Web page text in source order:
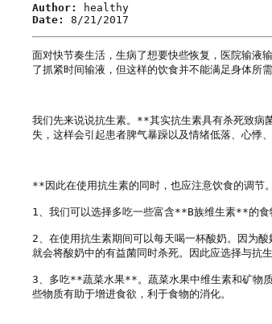
Author:
healthy
Date:
8/21/2017
面对快节奏生活，生病了想要快些恢复，医院输液
了抓紧时间输液，但这样的饮食并不能满足身体所
我们先来说说抗生素。**其实抗生素具有杀死致病
失，这样会引起患者脾气暴躁以及情绪低落、心悸
**因此在使用抗生素的同时，也应注意饮食的调节
1、我们可以选择多吃一些富含**B族维生素**的食
2、在使用抗生素期间可以每天喝一杯酸奶。因为
就会将酸奶中的有益菌同时杀死。因此应选择与抗
3、多吃**蔬菜水果**。蔬菜水果中维生素和矿物
些物质有助于增进食欲，利于食物的消化。